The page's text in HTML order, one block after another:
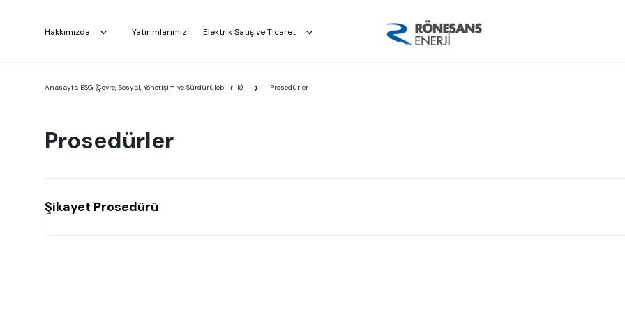
Hakkımızda Yatırımlarımız Elektrik Satış ve Ticaret
Anasayfa ESG (Çevre, Sosyal, Yönetişim ve Sürdürülebilirlik) Prosedürler
Prosedürler
Şikayet Prosedürü